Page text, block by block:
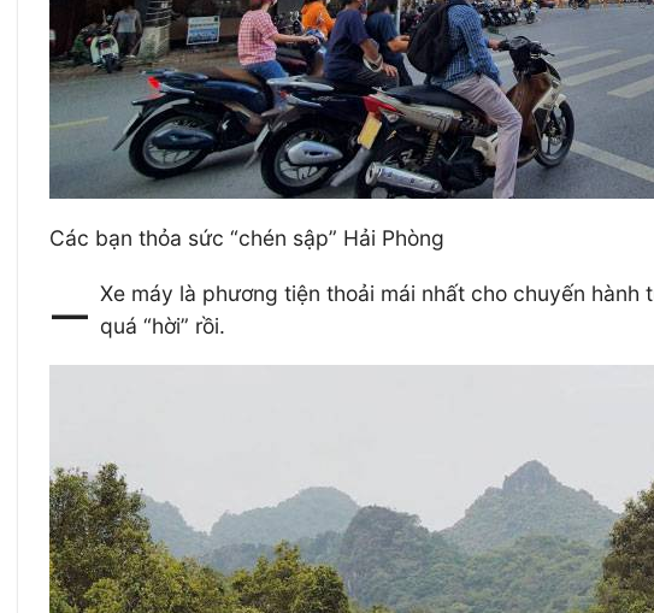
Các bạn thỏa sức “chén sập” Hải Phòng
– Xe máy là phương tiện thoải mái nhất cho chuyến
quá “hời” rồi.